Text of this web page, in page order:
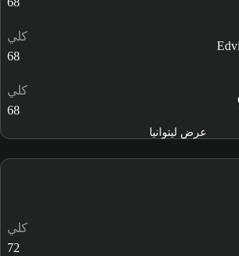
كلي
68
كلي
68
عرض ليتوانيا
كلي
72